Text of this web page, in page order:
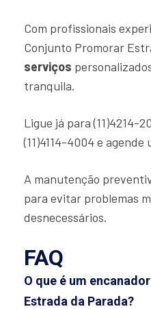
Com profissionais
Conjunto Promorar
serviços
tranquila.
Ligue já para (11)4214-
(11)4114-4004 e
A manutenção
para evitar problemas
desnecessários.
FAQ
O que é um
Estrada da Parada?